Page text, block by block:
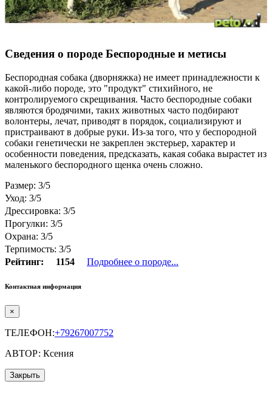
Сведения о породе Бeспородные и метисы
Беспородная собака (дворняжка) не имеет принадлежности к
какой-либо породе, это "продукт" стихийного, не
контролируемого скрещивания. Часто беспородные собаки
являются бродячими, таких животных часто подбирают
волонтеры, лечат, приводят в порядок, социализируют и
пристраивают в добрые руки. Из-за того, что у беспородной
собаки генетически не закреплен экстерьер, характер и
особенности поведения, предсказать, какая собака вырастет из
маленького беспородного щенка очень сложно.
Размер: 3/5
Уход: 3/5
Дрессировка: 3/5
Прогулки: 3/5
Охрана: 3/5
Терпимость: 3/5
Рейтинг:
1154 Подробнее о породе...
Контактная информация
×
ТЕЛЕФОН:+79267007752
АВТОР: Ксения
Закрыть